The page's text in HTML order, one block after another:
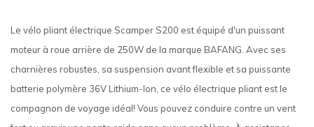
Le vélo pliant électrique Scamper S200 est équipé d'un puissant
moteur à roue arrière de 250W de la marque BAFANG. Avec ses
charnières robustes, sa suspension avant flexible et sa puissante
batterie polymère 36V Lithium-Ion, ce vélo électrique pliant est le
compagnon de voyage idéal! Vous pouvez conduire contre un vent